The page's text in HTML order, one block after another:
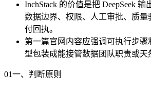
InchStack 的价值是把 DeepSeek 输
数据边界、权限、人工审批、质量
付回执。
第一篇官网内容应强调可执行步
型包装成能接管数据团队职责或天
01一、判断原则